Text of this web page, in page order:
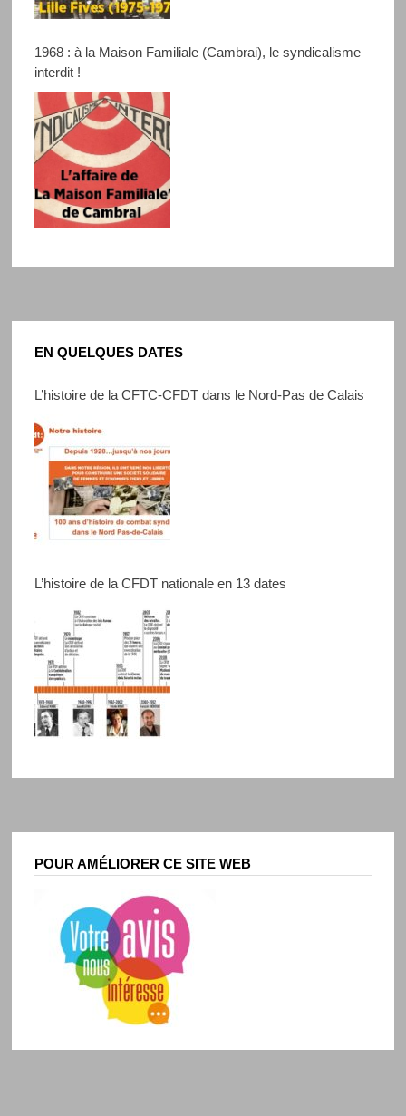
1968 : à la Maison Familiale (Cambrai), le syndicalisme
interdit !
EN QUELQUES DATES
L’histoire de la CFTC-CFDT dans le Nord-Pas de Calais
L’histoire de la CFDT nationale en 13 dates
POUR AMÉLIORER CE SITE WEB